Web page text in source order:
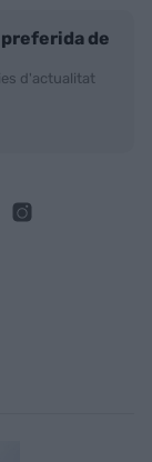
de
d'actualitat